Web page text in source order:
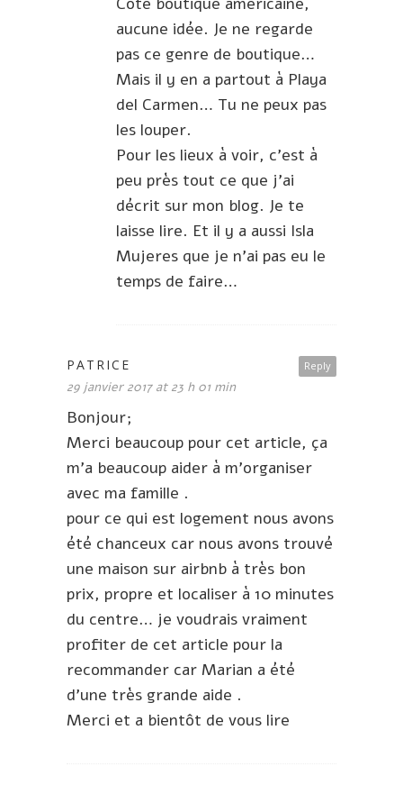
aucune idée. Je ne regarde
pas ce genre de boutique…
Mais il y en a partout à Playa
del Carmen… Tu ne peux pas
les louper.
Pour les lieux à voir, c’est à
peu près tout ce que j’ai
décrit sur mon blog. Je te
laisse lire. Et il y a aussi Isla
Mujeres que je n’ai pas eu le
temps de faire…
Reply
PATRICE
29 janvier 2017 at 23 h 01 min
Bonjour;
Merci beaucoup pour cet article, ça
m’a beaucoup aider à m’organiser
avec ma famille .
pour ce qui est logement nous avons
été chanceux car nous avons trouvé
une maison sur airbnb à très bon
prix, propre et localiser à 10 minutes
du centre… je voudrais vraiment
profiter de cet article pour la
recommander car Marian a été
d’une très grande aide .
Merci et a bientôt de vous lire